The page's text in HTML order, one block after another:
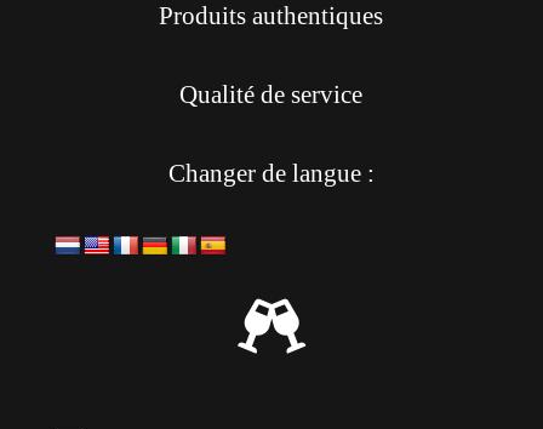
Produits authentiques
Qualité de service
Changer de langue :
